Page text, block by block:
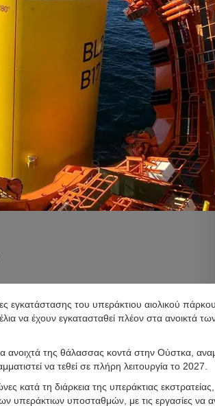
εγκατάστασης του υπεράκτιου αιολικού
να έχουν εγκατασταθεί πλέον στα ανοικτά
ανοιχτά της θάλασσας κοντά στην Ούστκα,
να τεθεί σε πλήρη λειτουργία το 2027.
κατά τη διάρκεια της υπεράκτιας εκστρατείας,
υπεράκτιων υποσταθμών, με τις εργασίες να